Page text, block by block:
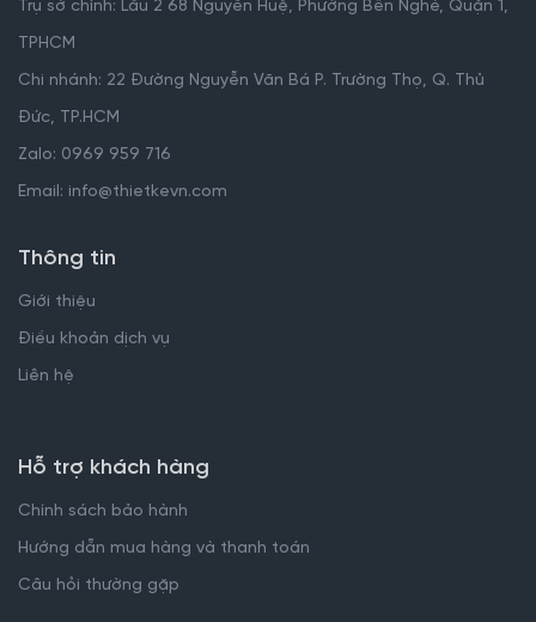
Trụ sở chính: Lầu 2 68 Nguyễn Huệ, Phường Bến Nghé, Quận 1,
TPHCM
Chi nhánh: 22 Đường Nguyễn Văn Bá P. Trường Thọ, Q. Thủ
Đức, TP.HCM
Zalo: 0969 959 716
Email: info@thietkevn.com
Thông tin
Giới thiệu
Điều khoản dịch vụ
Liên hệ
Hỗ trợ khách hàng
Chính sách bảo hành
Hướng dẫn mua hàng và thanh toán
Câu hỏi thường gặp